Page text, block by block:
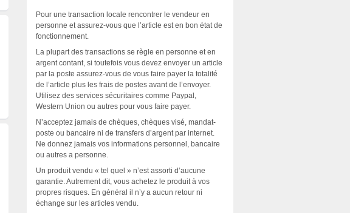
Pour une transaction locale rencontrer le vendeur en
personne et assurez-vous que l’article est en bon état de
fonctionnement.
La plupart des transactions se règle en personne et en
argent contant, si toutefois vous devez envoyer un article
par la poste assurez-vous de vous faire payer la totalité
de l’article plus les frais de postes avant de l’envoyer.
Utilisez des services sécuritaires comme Paypal,
Western Union ou autres pour vous faire payer.
N’acceptez jamais de chèques, chèques visé, mandat-
poste ou bancaire ni de transfers d’argent par internet.
Ne donnez jamais vos informations personnel, bancaire
ou autres a personne.
Un produit vendu « tel quel » n’est assorti d’aucune
garantie. Autrement dit, vous achetez le produit à vos
propres risques. En général il n’y a aucun retour ni
échange sur les articles vendu.